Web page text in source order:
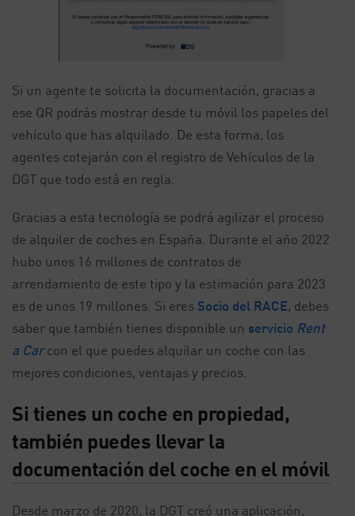
Si un agente te solicita la documentación, gracias a
ese QR podrás mostrar desde tu móvil los papeles del
vehículo que has alquilado. De esta forma, los
agentes cotejarán con el registro de Vehículos de la
DGT que todo está en regla.
Gracias a esta tecnología se podrá agilizar el proceso
de alquiler de coches en España. Durante el año 2022
hubo unos 16 millones de contratos de
arrendamiento de este tipo y la estimación para 2023
es de unos 19 millones. Si eres Socio del RACE, debes
saber que también tienes disponible un servicio Rent
a Carcon el que puedes alquilar un coche con las
mejores condiciones, ventajas y precios.
Si tienes un coche en propiedad,
también puedes llevar la
documentación del coche en el móvil
Desde marzo de 2020, la DGT creó una aplicación,